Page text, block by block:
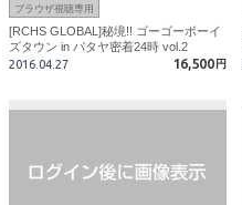
ブラウザ視聴専用
[RCHS GLOBAL]秘境!! ゴーゴーボーイ
ズタウン in パタヤ密着24時 vol.2
2016.04.27
16,500 円